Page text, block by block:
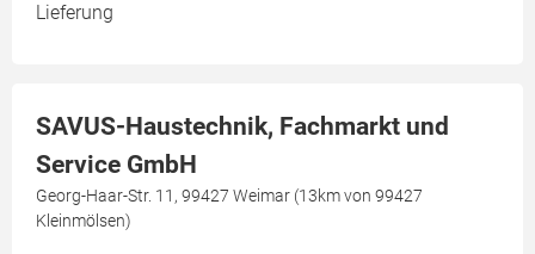
Lieferung
SAVUS-Haustechnik, Fachmarkt und
Service GmbH
Georg-Haar-Str. 11, 99427 Weimar (13km von 99427
Kleinmölsen)